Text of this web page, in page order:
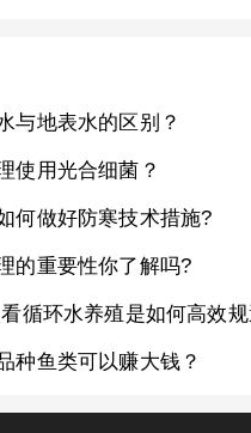
与地表水的区别？
使用光合细菌？
何做好防寒技术措施?
的重要性你了解吗?
循环水养殖是如何高效
种鱼类可以赚大钱？